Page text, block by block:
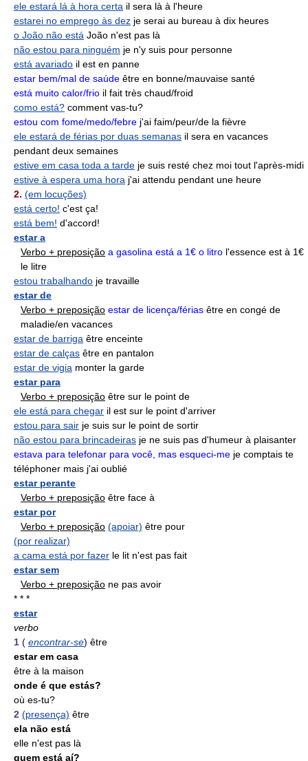
ele estará lá à hora certa il sera là à l'heure
estarei no emprego às dez je serai au bureau à dix heures
o João não está João n'est pas là
não estou para ninguém je n'y suis pour personne
está avariado il est en panne
estar bem/mal de saúde être en bonne/mauvaise santé
está muito calor/frio il fait très chaud/froid
como está? comment vas-tu?
estou com fome/medo/febre j'ai faim/peur/de la fièvre
ele estará de férias por duas semanas il sera en vacances
pendant deux semaines
estive em casa toda a tarde je suis resté chez moi tout l'après-midi
estive à espera uma hora j'ai attendu pendant une heure
2. (em locuções)
está certo! c'est ça!
está bem! d'accord!
estar a
Verbo + preposição a gasolina está a 1€ o litro l'essence est à 1€
le litre
estou trabalhando je travaille
estar de
Verbo + preposição estar de licença/férias être en congé de
maladie/en vacances
estar de barriga être enceinte
estar de calças être en pantalon
estar de vigia monter la garde
estar para
Verbo + preposição être sur le point de
ele está para chegar il est sur le point d'arriver
estou para sair je suis sur le point de sortir
não estou para brincadeiras je ne suis pas d'humeur à plaisanter
estava para telefonar para você, mas esqueci-me je comptais te
téléphoner mais j'ai oublié
estar perante
Verbo + preposição être face à
estar por
Verbo + preposição (apoiar) être pour
(por realizar)
a cama está por fazer le lit n'est pas fait
estar sem
Verbo + preposição ne pas avoir
* * *
estar
verbo
1 ( encontrar-se) être
estar em casa
être à la maison
onde é que estás?
où es-tu?
2 (presença) être
ela não está
elle n'est pas là
quem está aí?